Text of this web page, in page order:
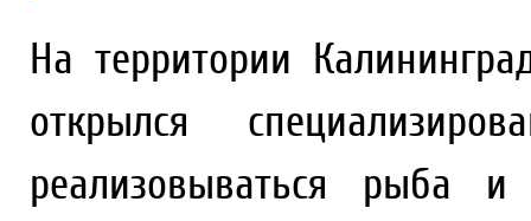
На территории
открылся
реализовываться рыба